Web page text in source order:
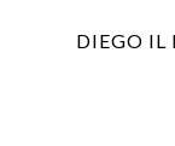
DIEGO IL